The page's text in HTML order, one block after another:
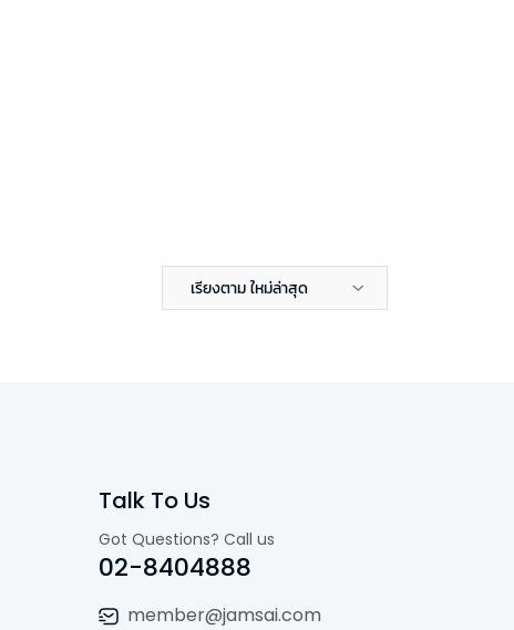
เรียงตาม ใหม่ล่าสุด
Talk To Us
Got Questions? Call us
02-8404888
member@jamsai.com